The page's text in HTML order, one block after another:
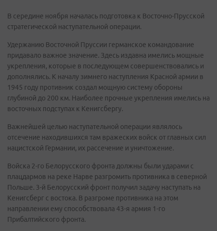
В середине ноября началась подготовка к Восточно-Прусской
стратегической наступательной операции.
Удержанию Восточной Пруссии германское командование
придавало важное значение. Здесь издавна имелись мощные
укрепления, которые в последующем совершенствовались и
дополнялись. К началу зимнего наступления Красной армии в
1945 году противник создал мощную систему обороны
глубиной до 200 км. Наиболее прочные укрепления имелись на
восточных подступах к Кенигсбергу.
Важнейшей целью наступательной операции являлось
отсечение находившихся там вражеских войск от главных сил
нацистской Германии, их рассечение и уничтожение.
Войска 2-го Белорусского фронта должны были ударами с
плацдармов на реке Нарве разгромить противника в северной
Польше. 3-й Белорусский фронт получил задачу наступать на
Кенигсберг с востока. В разгроме противника на этом
направлении ему способствовала 43-я армия 1-го
Прибалтийского фронта.